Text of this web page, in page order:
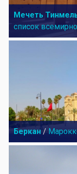
Мечеть
список
Беркан /